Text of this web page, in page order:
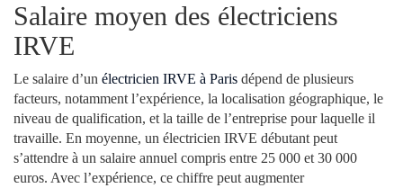
Salaire moyen des électriciens
IRVE
Le salaire d’un électricien IRVE à Paris dépend de plusieurs
facteurs, notamment l’expérience, la localisation géographique, le
niveau de qualification, et la taille de l’entreprise pour laquelle il
travaille. En moyenne, un électricien IRVE débutant peut
s’attendre à un salaire annuel compris entre 25 000 et 30 000
euros. Avec l’expérience, ce chiffre peut augmenter